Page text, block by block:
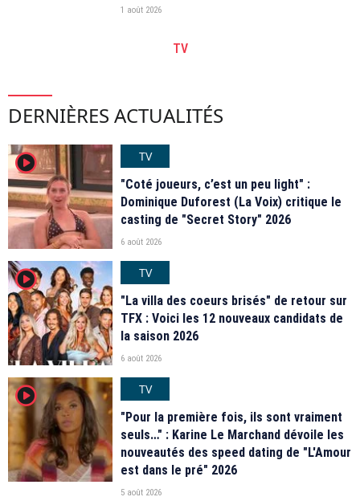
1 août 2026
TV
DERNIÈRES ACTUALITÉS
player2
TV
"Coté joueurs, c’est un peu light" :
Dominique Duforest (La Voix) critique le
casting de "Secret Story" 2026
6 août 2026
player2
TV
"La villa des coeurs brisés" de retour sur
TFX : Voici les 12 nouveaux candidats de
la saison 2026
6 août 2026
player2
TV
"Pour la première fois, ils sont vraiment
seuls…" : Karine Le Marchand dévoile les
nouveautés des speed dating de "L'Amour
est dans le pré" 2026
5 août 2026